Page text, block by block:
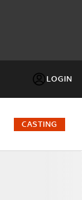
LOGIN
FACTOR
CASTING